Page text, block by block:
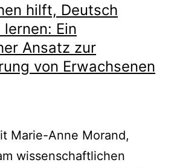
hilft, Deutsch
Ein
Ansatz zur
von Erwachsenen
Marie-Anne Morand,
wissenschaftlichen